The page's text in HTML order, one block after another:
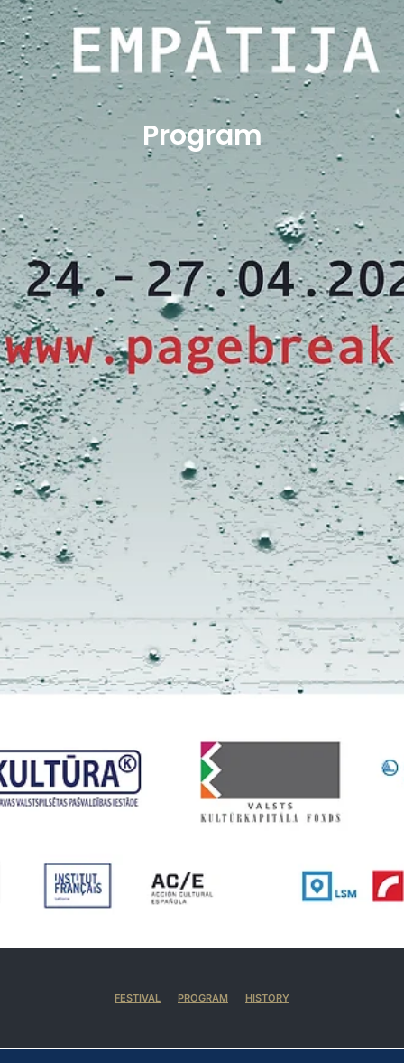
Program
FESTIVAL PROGRAM HISTORY